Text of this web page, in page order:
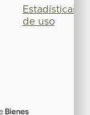
Estadísticas
de uso